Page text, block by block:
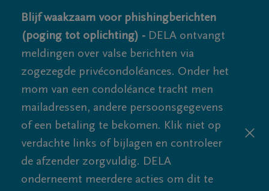
Blijf waakzaam voor phishingberichten
(poging tot oplichting) - DELA ontvangt
meldingen over valse berichten via
zogezegde privécondoléances. Onder het
mom van een condoléance tracht men
mailadressen, andere persoonsgegevens
of een betaling te bekomen. Klik niet op
verdachte links of bijlagen en controleer
de afzender zorgvuldig. DELA
onderneemt meerdere acties om dit te